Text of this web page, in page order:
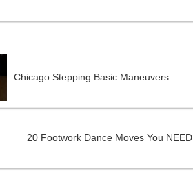
Chicago Stepping Basic Maneuvers
20 Footwork Dance Moves You